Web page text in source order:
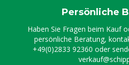
Persönliche
Haben Sie Fragen beim Kauf
persönliche Beratung,
+49(0)2833 92360 oder